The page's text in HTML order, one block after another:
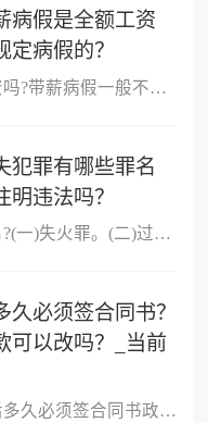
病假是全额工资
病假的？
带薪病假是全额工资吗?带薪病假一般不是全额工资。根据法律规定,职
犯罪有哪些罪名
违法吗？
过失犯罪有哪些罪名?(一)失火罪。(二)过失决水罪。(三)过失爆炸罪。
必须签合同书？
可以改吗？_当前
一、政府采购中标后多久必须签合同书政府采购中标后必须签合同书的